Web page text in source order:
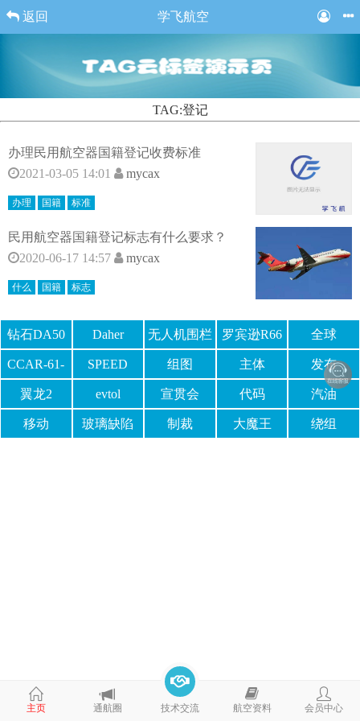
返回 学飞航空
TAG:登记
办理民用航空器国籍登记收费标准
2021-03-05 14:01
mycax
办理 国籍 标准
民用航空器国籍登记标志有什么要求？
2020-06-17 14:57
mycax
什么 国籍 标志
钻石DA50 Daher 无人机围栏 罗宾逊R66 全球
CCAR-61-
R5
SPEED 组图 主体 发布
翼龙2 evtol 宣贯会 代码 汽油
移动 玻璃缺陷 制裁 大魔王 绕组
主页 通航圈 技术交流 航空资料 会员中心